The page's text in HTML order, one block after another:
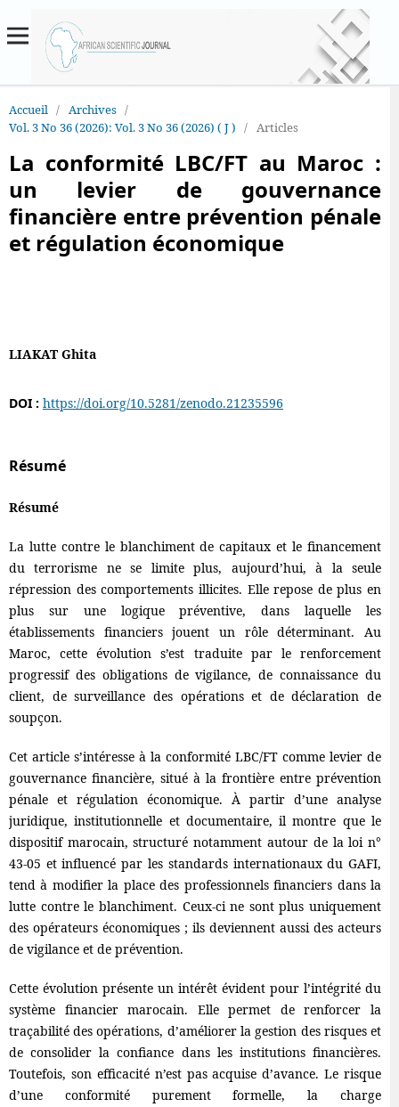
Accueil / Archives /
Vol. 3 No 36 (2026): Vol. 3 No 36 (2026) ( J ) / Articles
La conformité LBC/FT au Maroc :
un levier de gouvernance
financière entre prévention pénale
et régulation économique
LIAKAT Ghita
DOI : https://doi.org/10.5281/zenodo.21235596
Résumé
Résumé
La lutte contre le blanchiment de capitaux et le financement
du terrorisme ne se limite plus, aujourd’hui, à la seule
répression des comportements illicites. Elle repose de plus en
plus sur une logique préventive, dans laquelle les
établissements financiers jouent un rôle déterminant. Au
Maroc, cette évolution s’est traduite par le renforcement
progressif des obligations de vigilance, de connaissance du
client, de surveillance des opérations et de déclaration de
soupçon.
Cet article s’intéresse à la conformité LBC/FT comme levier de
gouvernance financière, situé à la frontière entre prévention
pénale et régulation économique. À partir d’une analyse
juridique, institutionnelle et documentaire, il montre que le
dispositif marocain, structuré notamment autour de la loi n°
43-05 et influencé par les standards internationaux du GAFI,
tend à modifier la place des professionnels financiers dans la
lutte contre le blanchiment. Ceux-ci ne sont plus uniquement
des opérateurs économiques ; ils deviennent aussi des acteurs
de vigilance et de prévention.
Cette évolution présente un intérêt évident pour l’intégrité du
système financier marocain. Elle permet de renforcer la
traçabilité des opérations, d’améliorer la gestion des risques et
de consolider la confiance dans les institutions financières.
Toutefois, son efficacité n’est pas acquise d’avance. Le risque
d’une conformité purement formelle, la charge